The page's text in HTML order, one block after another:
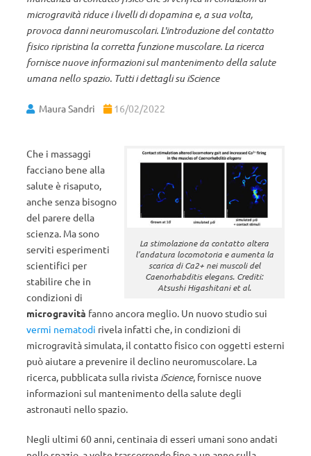
microgravità riduce i livelli di dopamina e, a sua volta,
provoca danni neuromuscolari. L'introduzione del contatto
fisico ripristina la corretta funzione muscolare. La ricerca
fornisce nuove informazioni sul mantenimento della salute
umana nello spazio. Tutti i dettagli su iScience
Maura Sandri 16/02/2022
La stimolazione da contatto altera
l’andatura locomotoria e aumenta la
scarica di Ca2+ nei muscoli del
Caenorhabditis elegans. Crediti:
Atsushi Higashitani et al.
Che i massaggi
facciano bene alla
salute è risaputo,
anche senza bisogno
del parere della
scienza. Ma sono
serviti esperimenti
scientifici per
stabilire che in
condizioni di
microgravità fanno ancora meglio. Un nuovo studio sui
vermi nematodi rivela infatti che, in condizioni di
microgravità simulata, il contatto fisico con oggetti esterni
può aiutare a prevenire il declino neuromuscolare. La
ricerca, pubblicata sulla rivista iScience, fornisce nuove
informazioni sul mantenimento della salute degli
astronauti nello spazio.
Negli ultimi 60 anni, centinaia di esseri umani sono andati